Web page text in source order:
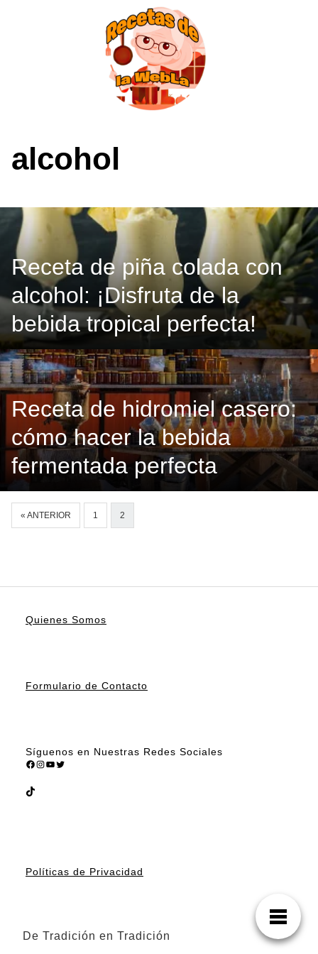
alcohol
Receta de piña colada con
alcohol: ¡Disfruta de la
bebida tropical perfecta!
Receta de hidromiel casero:
cómo hacer la bebida
fermentada perfecta
« ANTERIOR 1 2
Quienes Somos
Formulario de Contacto
Síguenos en Nuestras Redes Sociales
Facebook InstagramYouTube Twitter
TikTok
Políticas de Privacidad
De Tradición en Tradición